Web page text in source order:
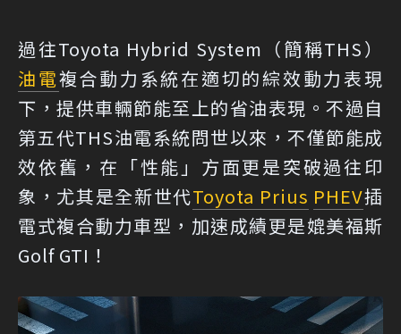
過往Toyota Hybrid System（簡稱THS）
油電複合動力系統在適切的綜效動力表現
下，提供車輛節能至上的省油表現。不過自
第五代THS油電系統問世以來，不僅節能成
效依舊，在「性能」方面更是突破過往印
象，尤其是全新世代Toyota Prius PHEV插
電式複合動力車型，加速成績更是媲美福斯
Golf GTI！